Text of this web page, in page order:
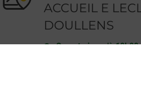
ACCUEIL E
DOULLENS
Ouvert-jusqu'à 19h00